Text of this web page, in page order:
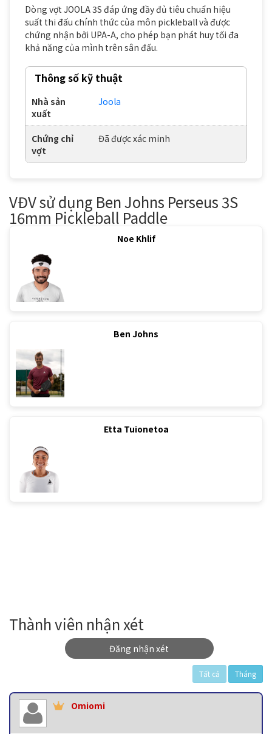
Dòng vợt JOOLA 3S đáp ứng đầy đủ tiêu chuẩn hiệu
suất thi đấu chính thức của môn pickleball và được
chứng nhận bởi UPA-A, cho phép bạn phát huy tối đa
khả năng của mình trên sân đấu.
Thông số kỹ thuật
Nhà sản
xuất
Joola
Chứng chỉ
vợt
Đã được xác minh
VĐV sử dụng Ben Johns Perseus 3S
16mm Pickleball Paddle
Noe Khlif
Ben Johns
Etta Tuionetoa
Thành viên nhận xét
Đăng nhận xét
Tất cả Tháng
Omiomi